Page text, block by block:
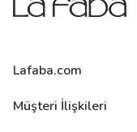
Lafaba.com
Müşteri İlişkileri